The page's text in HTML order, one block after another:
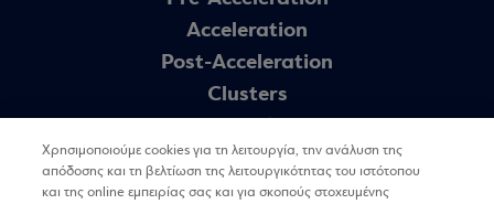
Acceleration
Post-Acceleration
Clusters
Όροι χρήσης
Πολιτική Cookies
GDPR – theegg.gr
Χρησιμοποιούμε cookies για τη λειτουργία, την ανάλυση της
απόδοσης και τη βελτίωση της λειτουργικότητας του ιστότοπου
και της online εμπειρίας σας και για σκοπούς στοχευμένης